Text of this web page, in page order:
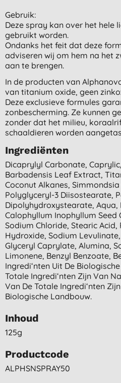
Gebruik:
Deze spray kan over het hele
gebruikt worden.
Ondanks het feit dat deze
adviseren wij om hem na het
aan te brengen.
In de producten van
van titanium oxide, geen
Deze exclusieve formules
zonbescherming. Ze kunnen
zonder dat het milieu,
schaaldieren worden
Ingrediënten
Dicaprylyl Carbonate,
Barbadensis Leaf Extract,
Coconut Alkanes, Simmondsia
Polyglyceryl-3 Diisostearate,
Dipolyhydroxystearate, Aqua,
Calophyllum Inophyllum Seed
Sodium Chloride, Stearic
Hydroxide, Sodium
Glyceryl Caprylate, Alumina,
Limonene, Benzyl Benzoate,
Ingredi‘nten Uit De
Totale Ingredi‘nten Zijn Van
Van De Totale Ingredi‘nten
Biologische Landbouw.
Inhoud
125g
Productcode
ALPHSNSPRAY50